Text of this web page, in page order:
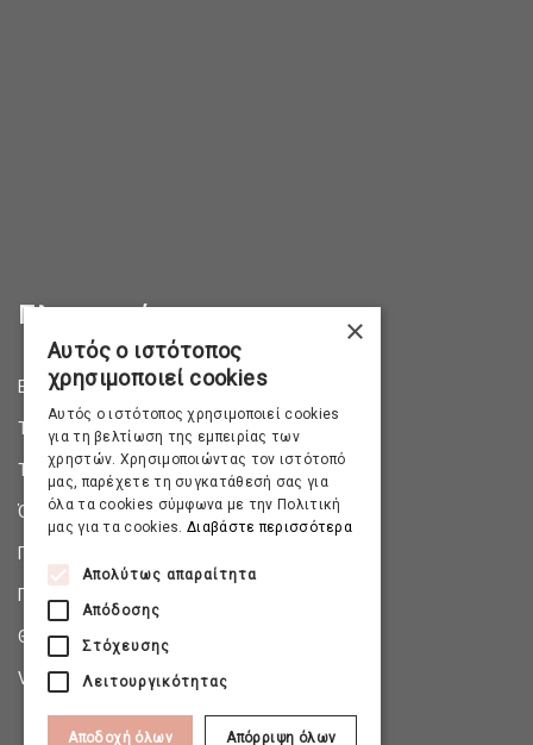
Πληροφορίες
Επικοινωνία
Τρόποι Αποστολής
Τρόποι Πληρωμής
Όροι & Προϋποθέσεις
Πολιτική Απορρήτου
Πολιτική Επιστροφών
Θέσεις Εργασίας
Virtual Tour
×
Αυτός ο ιστότοπος
χρησιμοποιεί cookies
Αυτός ο ιστότοπος χρησιμοποιεί cookies
για τη βελτίωση της εμπειρίας των
χρηστών. Χρησιμοποιώντας τον ιστότοπό
μας, παρέχετε τη συγκατάθεσή σας για
όλα τα cookies σύμφωνα με την Πολιτική
μας για τα cookies. Διαβάστε περισσότερα
Απολύτως απαραίτητα
Απόδοσης
Στόχευσης
Λειτουργικότητας
Αποδοχή όλων Απόρριψη όλων